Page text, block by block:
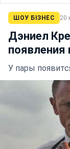
ШОУ БІЗНЕС 20
Дэниел
появления
У пары